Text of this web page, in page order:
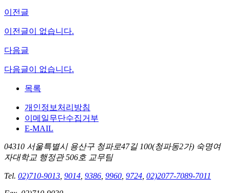
이전글
이전글이 없습니다.
다음글
다음글이 없습니다.
목록
개인정보처리방침
이메일무단수집거부
E-MAIL
04310 서울특별시 용산구 청파로47길 100(청파동2가) 숙명여
자대학교 행정관 506호 교무팀
Tel. 02)710-9013 9014 9386 9960 9724 02)2077-7089-7011